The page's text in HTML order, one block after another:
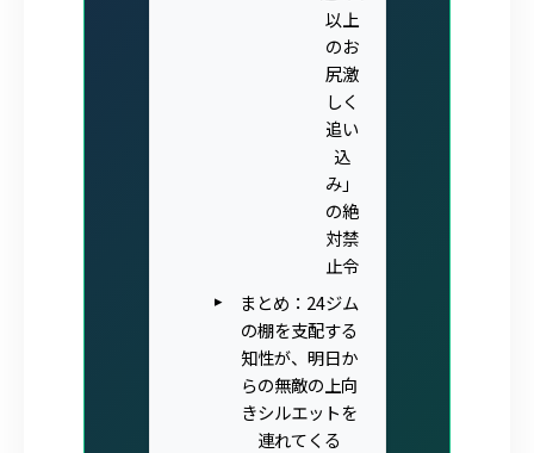
以上
のお
尻激
しく
追い
込
み」
の絶
対禁
止令
まとめ：24ジム
の棚を支配する
知性が、明日か
らの無敵の上向
きシルエットを
連れてくる